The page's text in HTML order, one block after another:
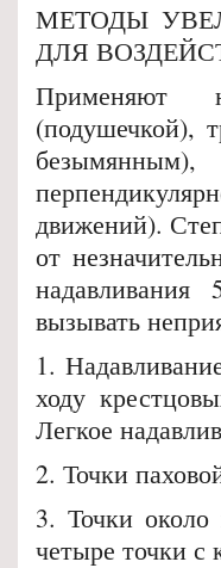
МЕТОДЫ
ДЛЯ
Применяют
(подушечкой),
движений).
от
вызывать
1.
ходу
Легкое
2. Точки
3. Точки
четыре точки с